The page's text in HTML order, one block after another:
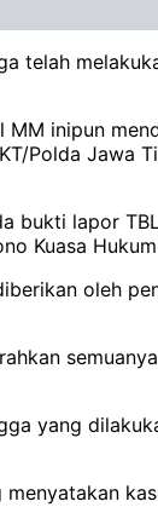
telah
inipun
Polda Jawa
bukti lapor
Kuasa
oleh
yang